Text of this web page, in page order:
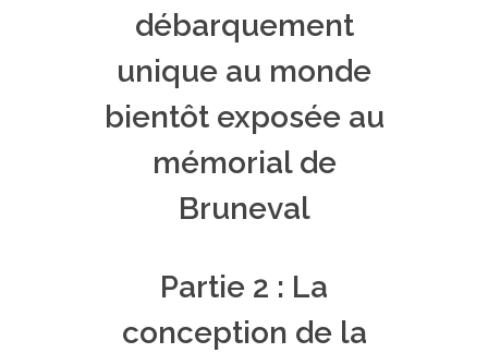
débarquement
unique au monde
bientôt exposée au
mémorial de
Bruneval
Partie 2 : La
conception de la